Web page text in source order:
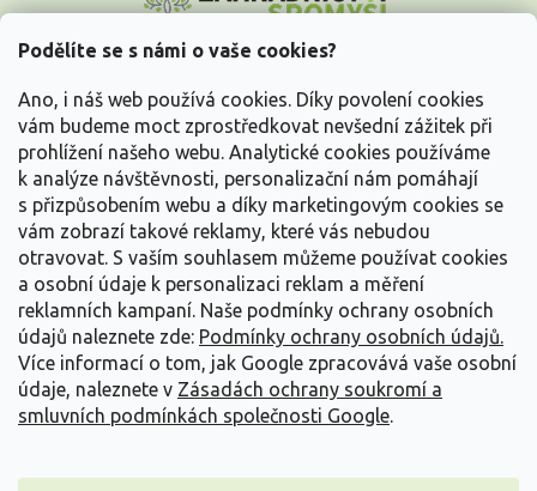
Podělíte se s námi o vaše cookies?
Ano, i náš web používá cookies. Díky povolení cookies
vám budeme moct zprostředkovat nevšední zážitek při
prohlížení našeho webu. Analytické cookies používáme
k analýze návštěvnosti, personalizační nám pomáhají
s přizpůsobením webu a díky marketingovým cookies se
vám zobrazí takové reklamy, které vás nebudou
otravovat. S vaším souhlasem můžeme používat cookies
a osobní údaje k personalizaci reklam a měření
reklamních kampaní. Naše podmínky ochrany osobních
údajů naleznete zde: Podmínky ochrany osobních údajů.
Více informací o tom, jak Google zpracovává vaše osobní
údaje, naleznete v Zásadách ochrany soukromí a
smluvních podmínkách společnosti Google.
p
Vše o nákupu
Informace pro Vás
Kontakujte nás
Vytvořil Shoptet